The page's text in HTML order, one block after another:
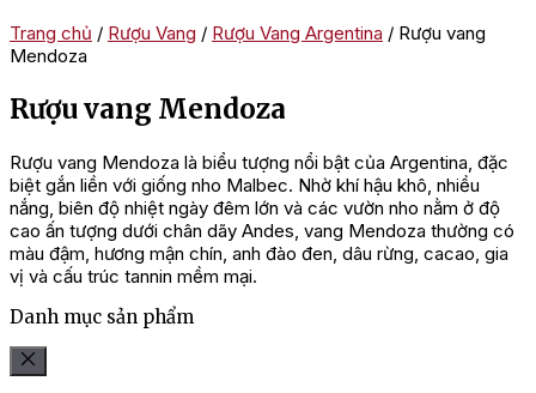
Trang chủ / Rượu Vang / Rượu Vang Argentina / Rượu vang
Mendoza
Rượu vang Mendoza
Rượu vang Mendoza là biểu tượng nổi bật của Argentina, đặc
biệt gắn liền với giống nho Malbec. Nhờ khí hậu khô, nhiều
nắng, biên độ nhiệt ngày đêm lớn và các vườn nho nằm ở độ
cao ấn tượng dưới chân dãy Andes, vang Mendoza thường có
màu đậm, hương mận chín, anh đào đen, dâu rừng, cacao, gia
vị và cấu trúc tannin mềm mại.
Danh mục sản phẩm